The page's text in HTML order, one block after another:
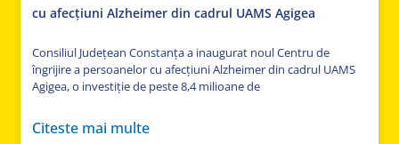
cu afecțiuni Alzheimer din cadrul UAMS Agigea
Consiliul Județean Constanța a inaugurat noul Centru de
îngrijire a persoanelor cu afecțiuni Alzheimer din cadrul UAMS
Agigea, o investiție de peste 8,4 milioane de
Citeste mai multe